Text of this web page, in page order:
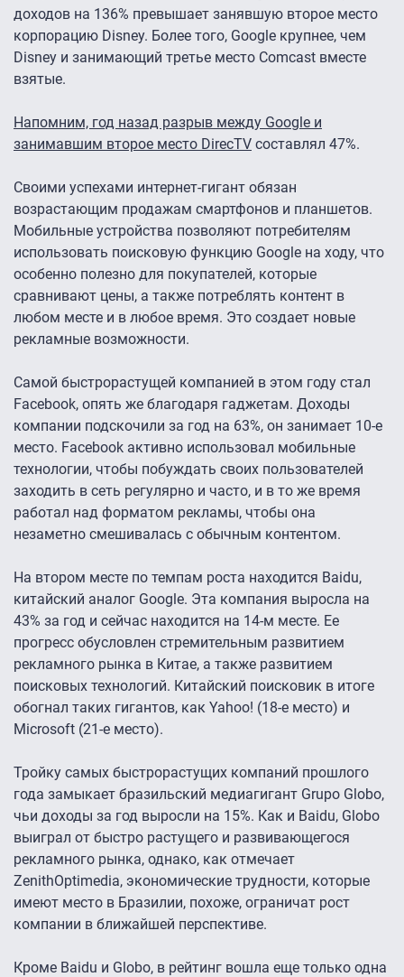
доходов на 136% превышает занявшую второе место
корпорацию Disney. Более того, Google крупнее, чем
Disney и занимающий третье место Comcast вместе
взятые.
Напомним, год назад разрыв между Google и
занимавшим второе место DirecTV составлял 47%.
Своими успехами интернет-гигант обязан
возрастающим продажам смартфонов и планшетов.
Мобильные устройства позволяют потребителям
использовать поисковую функцию Google на ходу, что
особенно полезно для покупателей, которые
сравнивают цены, а также потреблять контент в
любом месте и в любое время. Это создает новые
рекламные возможности.
Самой быстрорастущей компанией в этом году стал
Facebook, опять же благодаря гаджетам. Доходы
компании подскочили за год на 63%, он занимает 10-е
место. Facebook активно использовал мобильные
технологии, чтобы побуждать своих пользователей
заходить в сеть регулярно и часто, и в то же время
работал над форматом рекламы, чтобы она
незаметно смешивалась с обычным контентом.
На втором месте по темпам роста находится Baidu,
китайский аналог Google. Эта компания выросла на
43% за год и сейчас находится на 14-м месте. Ее
прогресс обусловлен стремительным развитием
рекламного рынка в Китае, а также развитием
поисковых технологий. Китайский поисковик в итоге
обогнал таких гигантов, как Yahoo! (18-е место) и
Microsoft (21-е место).
Тройку самых быстрорастущих компаний прошлого
года замыкает бразильский медиагигант Grupo Globo,
чьи доходы за год выросли на 15%. Как и Baidu, Globo
выиграл от быстро растущего и развивающегося
рекламного рынка, однако, как отмечает
ZenithOptimedia, экономические трудности, которые
имеют место в Бразилии, похоже, ограничат рост
компании в ближайшей перспективе.
Кроме Baidu и Globo, в рейтинг вошла еще только одна